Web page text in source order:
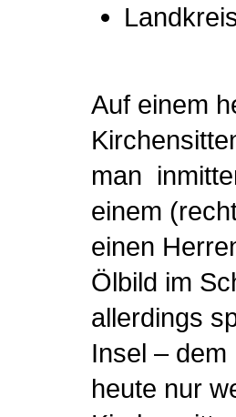
Auf einem
man
einem
einen
Ölbild im
allerdings
Insel –
heute nur